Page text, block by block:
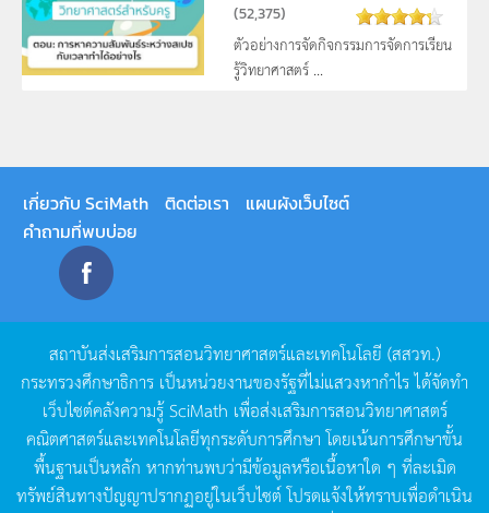
(52,375)
ตัวอย่างการจัดกิจกรรมการจัดการเรียน
รู้วิทยาศาสตร์ ...
เกี่ยวกับ SciMath ติดต่อเรา
แผนผังเว็บไซต์
คำถามที่พบบ่อย
สถาบันส่งเสริมการสอนวิทยาศาสตร์และเทคโนโลยี (สสวท.)
กระทรวงศึกษาธิการ เป็นหน่วยงานของรัฐที่ไม่แสวงหากำไรได้จัดทำ
เว็บไซต์คลังความรู้SciMath เพื่อส่งเสริมการสอนวิทยาศาสตร์
คณิตศาสตร์และเทคโนโลยีทุกระดับการศึกษา โดยเน้นการศึกษาขั้น
พื้นฐานเป็นหลัก หากท่านพบว่ามีข้อมูลหรือเนื้อหาใด ๆ ที่ละเมิด
ทรัพย์สินทางปัญญาปรากฏอยู่ในเว็บไซต์โปรดแจ้งให้ทราบเพื่อดำเนิน